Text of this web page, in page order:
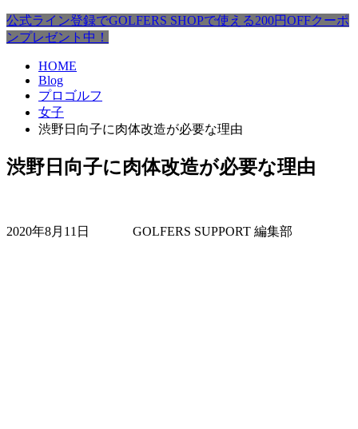
公式ライン登録でGOLFERS SHOPで使える200円OFFクーポ
ンプレゼント中！
HOME
Blog
プロゴルフ
女子
渋野日向子に肉体改造が必要な理由
渋野日向子に肉体改造が必要な理由
2020年8月11日 GOLFERS SUPPORT 編集部